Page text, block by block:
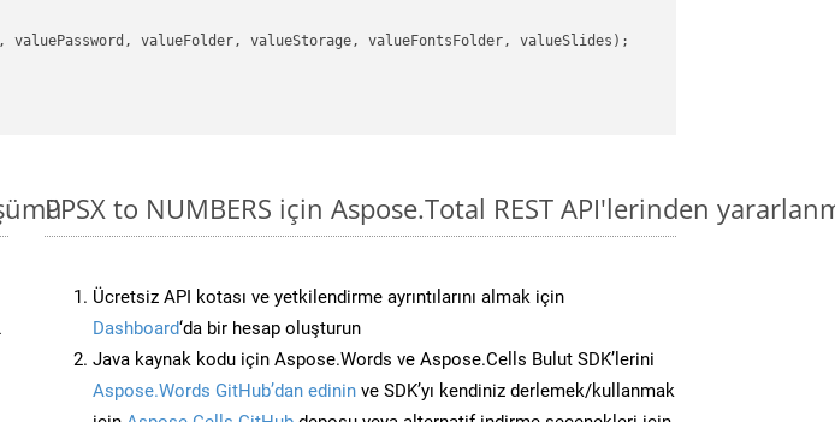
valuePassword, valueFolder, valueStorage, valueFontsFolder, valueSlides);
PPSX to NUMBERS için Aspose.Total REST API'lerinden
Ücretsiz API kotası ve yetkilendirme ayrıntılarını almak için
Dashboard‘da bir hesap oluşturun
Java kaynak kodu için Aspose.Words ve Aspose.Cells Bulut SDK’lerini
Aspose.Words GitHub’dan edinin ve SDK’yı kendiniz derlemek/kullanmak